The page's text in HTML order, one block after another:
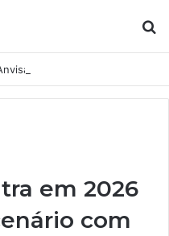
em 2026
com